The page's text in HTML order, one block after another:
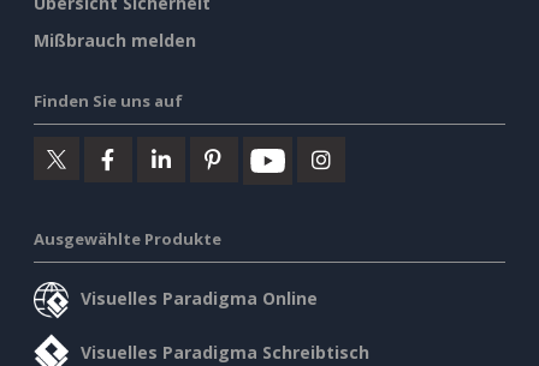
Mißbrauch melden
Finden Sie uns auf
Ausgewählte Produkte
Visuelles Paradigma Online
Visuelles Paradigma Schreibtisch